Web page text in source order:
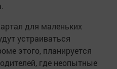
для маленьких
устраиваться
этого, планируется
где неопытные